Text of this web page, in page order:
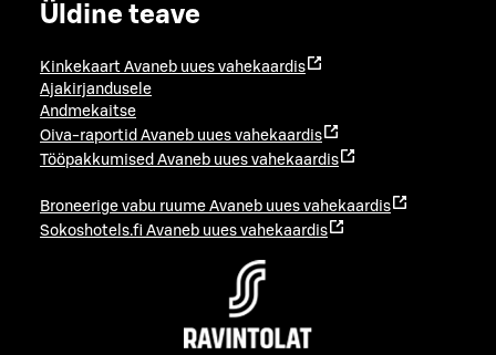
Üldine teave
Kinkekaart Avaneb uues vahekaardis
Ajakirjandusele
Andmekaitse
Oiva-raportid Avaneb uues vahekaardis
Tööpakkumised Avaneb uues vahekaardis
Broneerige vabu ruume Avaneb uues vahekaardis
Sokoshotels.fi Avaneb uues vahekaardis